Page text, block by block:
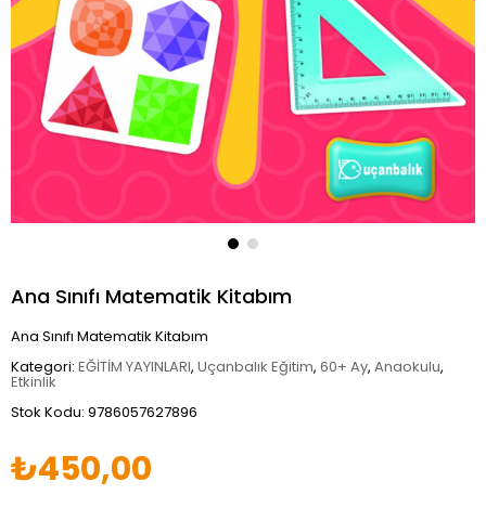
Ana Sınıfı Matematik Kitabım
Ana Sınıfı Matematik Kitabım
Kategori: EĞİTİM YAYINLARI, Uçanbalık Eğitim, 60+ Ay, Anaokulu,
Etkinlik
Stok Kodu: 9786057627896
₺450,00